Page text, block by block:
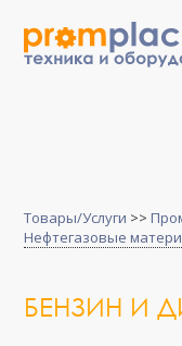
Товары/Услуги >>
Нефтегазовые
БЕНЗИН И